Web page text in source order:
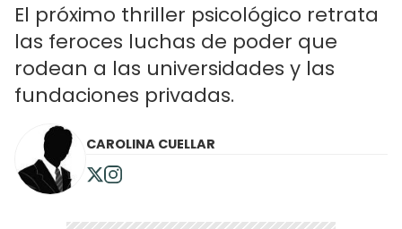
El próximo thriller psicológico retrata
las feroces luchas de poder que
rodean a las universidades y las
fundaciones privadas.
CAROLINA CUELLAR